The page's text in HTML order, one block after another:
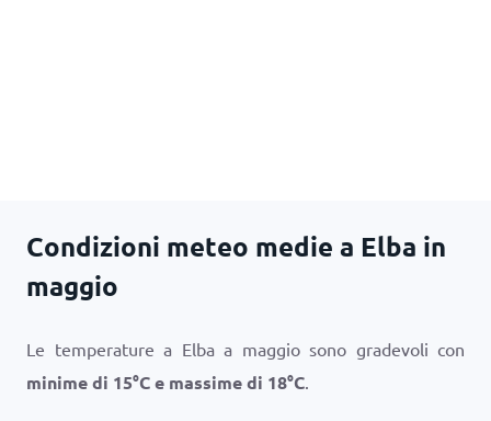
Condizioni meteo medie a Elba in
maggio
Le temperature a Elba a maggio sono gradevoli con
minime di 15°Ce massime di 18°C.